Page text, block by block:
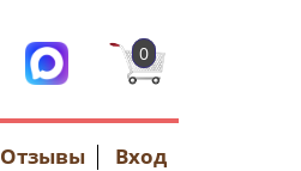
0
Отзывы Вход